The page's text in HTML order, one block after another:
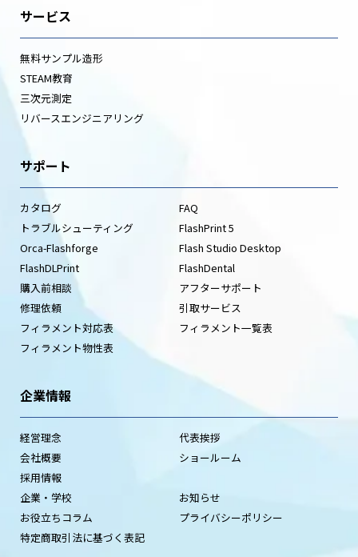
サービス
無料サンプル造形
STEAM教育
三次元測定
リバースエンジニアリング
サポート
カタログ
FAQ
トラブルシューティング
FlashPrint 5
Orca-Flashforge
Flash Studio Desktop
FlashDLPrint
FlashDental
購入前相談
アフターサポート
修理依頼
引取サービス
フィラメント対応表
フィラメント一覧表
フィラメント物性表
企業情報
経営理念
代表挨拶
会社概要
ショールーム
採用情報
企業・学校
お知らせ
お役立ちコラム
プライバシーポリシー
特定商取引法に基づく表記